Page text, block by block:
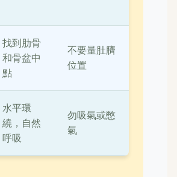
找到肋骨
和骨盆中
點
不要量肚臍
位置
水平環
繞，自然
呼吸
勿吸氣或憋
氣